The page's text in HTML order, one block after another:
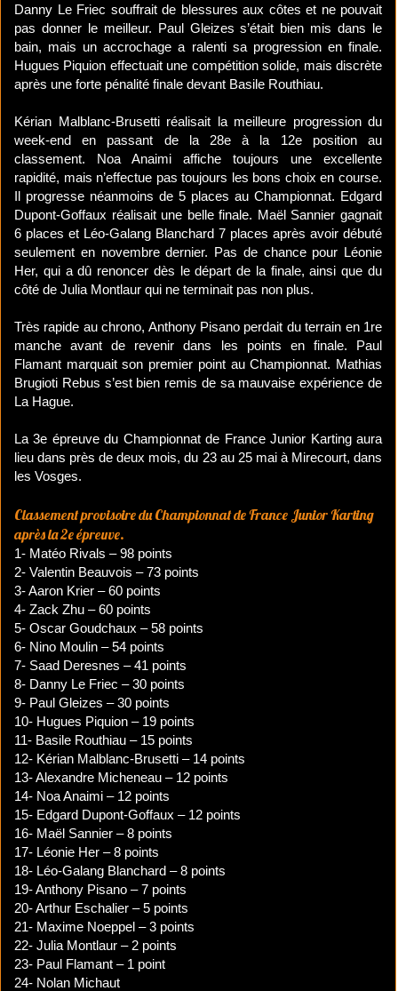
Danny Le Friec souffrait de blessures aux côtes et ne pouvait
pas donner le meilleur. Paul Gleizes s’était bien mis dans le
bain, mais un accrochage a ralenti sa progression en finale.
Hugues Piquion effectuait une compétition solide, mais discrète
après une forte pénalité finale devant Basile Routhiau.
Kérian Malblanc-Brusetti réalisait la meilleure progression du
week-end en passant de la 28e à la 12e position au
classement. Noa Anaimi affiche toujours une excellente
rapidité, mais n’effectue pas toujours les bons choix en course.
Il progresse néanmoins de 5 places au Championnat. Edgard
Dupont-Goffaux réalisait une belle finale. Maël Sannier gagnait
6 places et Léo-Galang Blanchard 7 places après avoir débuté
seulement en novembre dernier. Pas de chance pour Léonie
Her, qui a dû renoncer dès le départ de la finale, ainsi que du
côté de Julia Montlaur qui ne terminait pas non plus.
Très rapide au chrono, Anthony Pisano perdait du terrain en 1re
manche avant de revenir dans les points en finale. Paul
Flamant marquait son premier point au Championnat. Mathias
Brugioti Rebus s’est bien remis de sa mauvaise expérience de
La Hague.
La 3e épreuve du Championnat de France Junior Karting aura
lieu dans près de deux mois, du 23 au 25 mai à Mirecourt, dans
les Vosges.
​Classement provisoire du Championnat de France Junior Karting
après la 2e épreuve.
1- Matéo Rivals – 98 points
2- Valentin Beauvois – 73 points
3- Aaron Krier – 60 points
4- Zack Zhu – 60 points
5- Oscar Goudchaux – 58 points
6- Nino Moulin – 54 points
7- Saad Deresnes – 41 points
8- Danny Le Friec – 30 points
9- Paul Gleizes – 30 points
10- Hugues Piquion – 19 points
11- Basile Routhiau – 15 points
12- Kérian Malblanc-Brusetti – 14 points
13- Alexandre Micheneau – 12 points
14- Noa Anaimi – 12 points
15- Edgard Dupont-Goffaux – 12 points
16- Maël Sannier – 8 points
17- Léonie Her – 8 points
18- Léo-Galang Blanchard – 8 points
19- Anthony Pisano – 7 points
20- Arthur Eschalier – 5 points
21- Maxime Noeppel – 3 points
22- Julia Montlaur – 2 points
23- Paul Flamant – 1 point
24- Nolan Michaut